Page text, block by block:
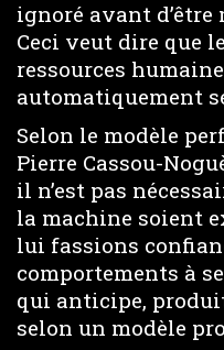
ignoré avant
Ceci veut dire que
ressources
automatiquement
Selon le modèle
Pierre Cassou-
il n’est pas
la machine soient
lui fassions
comportements à
qui anticipe,
selon un modèle